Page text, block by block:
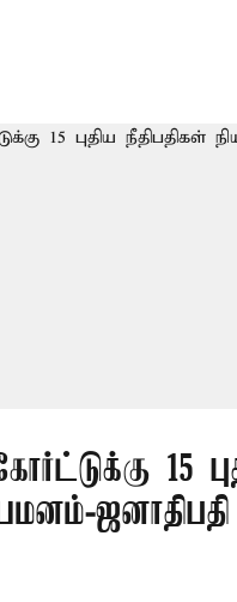
15
ஜனாதிபதி